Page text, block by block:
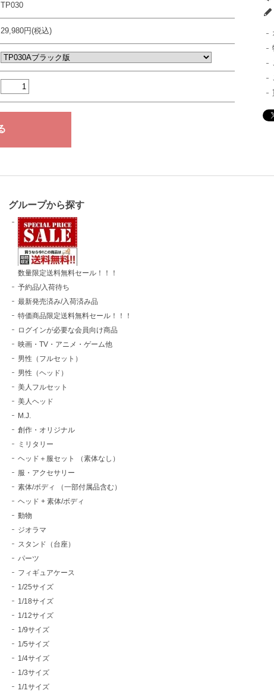
TP030
29,980円(税込)
グループから探す
数量限定送料無料セール！！！
予約品/入荷待ち
最新発売済み/入荷済み品
特価商品限定送料無料セール！！！
ログインが必要な会員向け商品
映画・TV・アニメ・ゲーム他
男性（フルセット）
男性（ヘッド）
美人フルセット
美人ヘッド
M.J.
創作・オリジナル
ミリタリー
ヘッド＋服セット （素体なし）
服・アクセサリー
素体/ボディ （一部付属品含む）
ヘッド + 素体/ボディ
動物
ジオラマ
スタンド（台座）
パーツ
フィギュアケース
1/25サイズ
1/18サイズ
1/12サイズ
1/9サイズ
1/5サイズ
1/4サイズ
1/3サイズ
1/1サイズ